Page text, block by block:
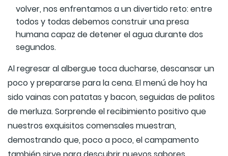
volver, nos enfrentamos a un divertido reto: entre
todos y todas debemos construir una presa
humana capaz de detener el agua durante dos
segundos.
Al regresar al albergue toca ducharse, descansar un
poco y prepararse para la cena. El menú de hoy ha
sido vainas con patatas y bacon, seguidas de palitos
de merluza. Sorprende el recibimiento positivo que
nuestros exquisitos comensales muestran,
demostrando que, poco a poco, el campamento